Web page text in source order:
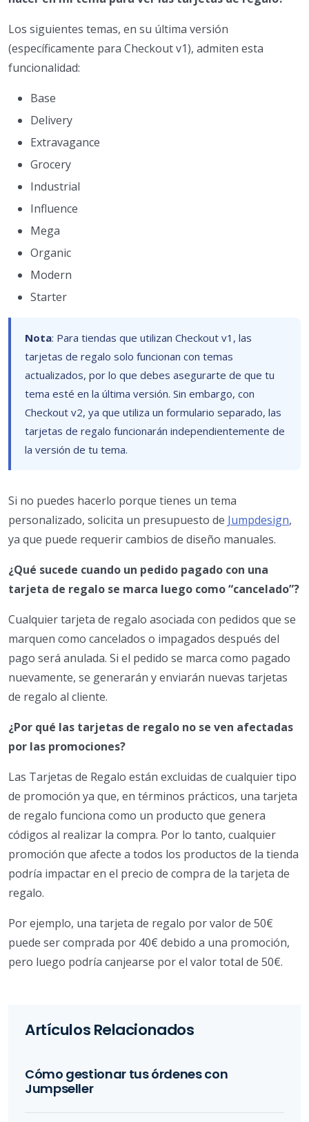
Los siguientes temas, en su última versión
(específicamente para Checkout v1), admiten esta
funcionalidad:
Base
Delivery
Extravagance
Grocery
Industrial
Influence
Mega
Organic
Modern
Starter
Nota: Para tiendas que utilizan Checkout v1, las
tarjetas de regalo solo funcionan con temas
actualizados, por lo que debes asegurarte de que tu
tema esté en la última versión. Sin embargo, con
Checkout v2, ya que utiliza un formulario separado, las
tarjetas de regalo funcionarán independientemente de
la versión de tu tema.
Si no puedes hacerlo porque tienes un tema
personalizado, solicita un presupuesto de Jumpdesign,
ya que puede requerir cambios de diseño manuales.
¿Qué sucede cuando un pedido pagado con una
tarjeta de regalo se marca luego como “cancelado”?
Cualquier tarjeta de regalo asociada con pedidos que se
marquen como cancelados o impagados después del
pago será anulada. Si el pedido se marca como pagado
nuevamente, se generarán y enviarán nuevas tarjetas
de regalo al cliente.
¿Por qué las tarjetas de regalo no se ven afectadas
por las promociones?
Las Tarjetas de Regalo están excluidas de cualquier tipo
de promoción ya que, en términos prácticos, una tarjeta
de regalo funciona como un producto que genera
códigos al realizar la compra. Por lo tanto, cualquier
promoción que afecte a todos los productos de la tienda
podría impactar en el precio de compra de la tarjeta de
regalo.
Por ejemplo, una tarjeta de regalo por valor de 50€
puede ser comprada por 40€ debido a una promoción,
pero luego podría canjearse por el valor total de 50€.
Artículos Relacionados
Cómo gestionar tus órdenes con
Jumpseller